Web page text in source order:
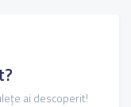
ai descoperit!